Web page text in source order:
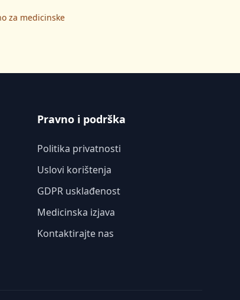
za medicinske
Pravno i podrška
Politika privatnosti
Uslovi korištenja
GDPR usklađenost
Medicinska izjava
Kontaktirajte nas